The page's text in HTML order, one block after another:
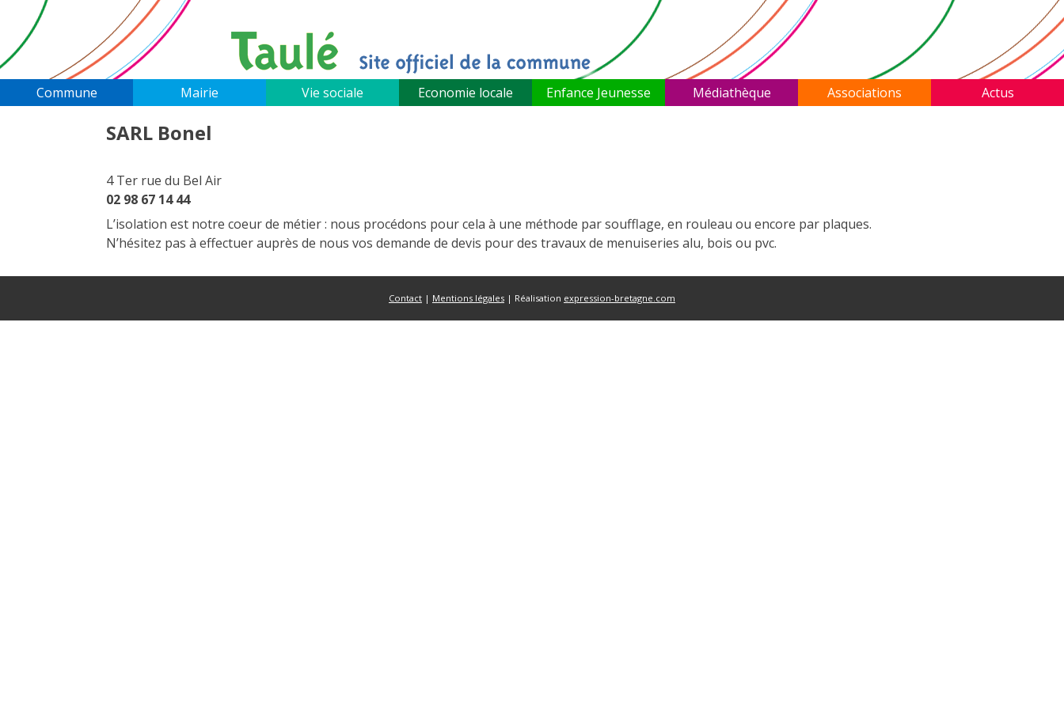
content
Commune Mairie Vie sociale Economie locale Enfance Jeunesse Médiathèque Associations Actus
SARL Bonel
4 Ter rue du Bel Air
02 98 67 14 44
L’isolation est notre coeur de métier : nous procédons pour cela à une méthode par soufflage, en rouleau ou encore par plaques.
N’hésitez pas à effectuer auprès de nous vos demande de devis pour des travaux de menuiseries alu, bois ou pvc.
Contact | Mentions légales | Réalisation expression-bretagne.com